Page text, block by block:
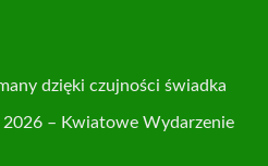
dzięki czujności świadka
– Kwiatowe Wydarzenie